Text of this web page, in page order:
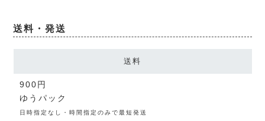
送料・発送
送料
900円
ゆうパック
日時指定なし・時間指定のみで最短発送